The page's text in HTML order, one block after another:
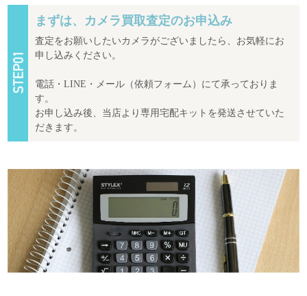
まずは、カメラ買取査定のお申込み
査定をお願いしたいカメラがございましたら、お気軽にお
申し込みください。
電話・LINE・メール（依頼フォーム）にて承っておりま
す。
お申し込み後、当店より専用宅配キットを発送させていた
だきます。